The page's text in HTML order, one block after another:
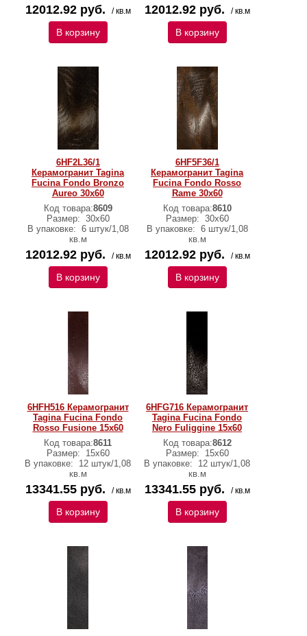
12012.92 руб. / кв.м
В корзину
12012.92 руб. / кв.м
В корзину
6HF2L36/1
Керамогранит Tagina
Fucina Fondo Bronzo
Aureo 30x60
Код товара:8609
Размер: 30x60
В упаковке: 6 штук/1,08
кв.м
12012.92 руб. / кв.м
В корзину
6HF5F36/1
Керамогранит Tagina
Fucina Fondo Rosso
Rame 30x60
Код товара:8610
Размер: 30x60
В упаковке: 6 штук/1,08
кв.м
12012.92 руб. / кв.м
В корзину
6HFH516 Керамогранит
Tagina Fucina Fondo
Rosso Fusione 15x60
Код товара:8611
Размер:
15x60
В упаковке:
12 штук/1,08
кв.м
13341.55 руб. / кв.м
В корзину
6HFG716 Керамогранит
Tagina Fucina Fondo
Nero Fuliggine 15x60
Код товара:8612
Размер:
15x60
В упаковке:
12 штук/1,08
кв.м
13341.55 руб. / кв.м
В корзину